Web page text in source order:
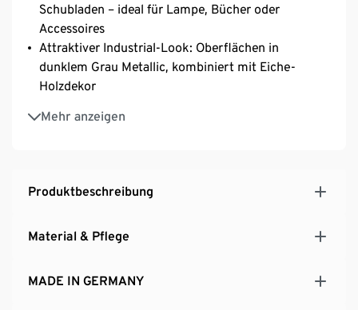
Schubladen – ideal für Lampe, Bücher oder
Accessoires
Attraktiver Industrial-Look: Oberflächen in
dunklem Grau Metallic, kombiniert mit Eiche-
Holzdekor
Mehr anzeigen
3-türiger Kleiderschrank mit Spiegeltür und
Schubladen: viel Stauraum für Kleidung und
Lattenrost und Matratze nicht im Lieferumfang
Hersteller: Rauch
Oberflächen und hochwertige Materialien
Produktbeschreibung
Material & Pflege
MADE IN GERMANY